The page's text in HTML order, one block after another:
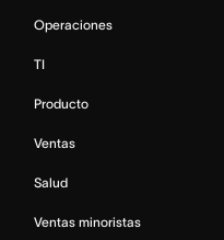
Operaciones
TI
Producto
Ventas
Salud
Ventas minoristas